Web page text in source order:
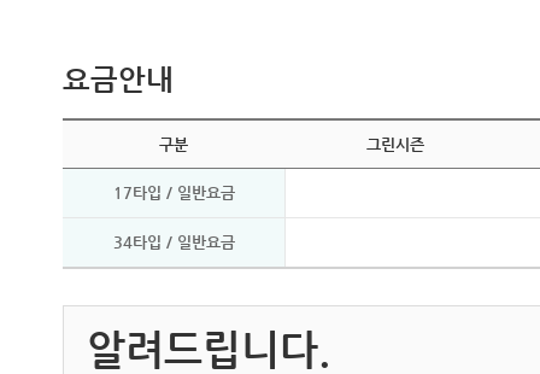
요금안내
구분 그린시즌
17타입 / 일반요금
34타입 / 일반요금
알려드립니다.